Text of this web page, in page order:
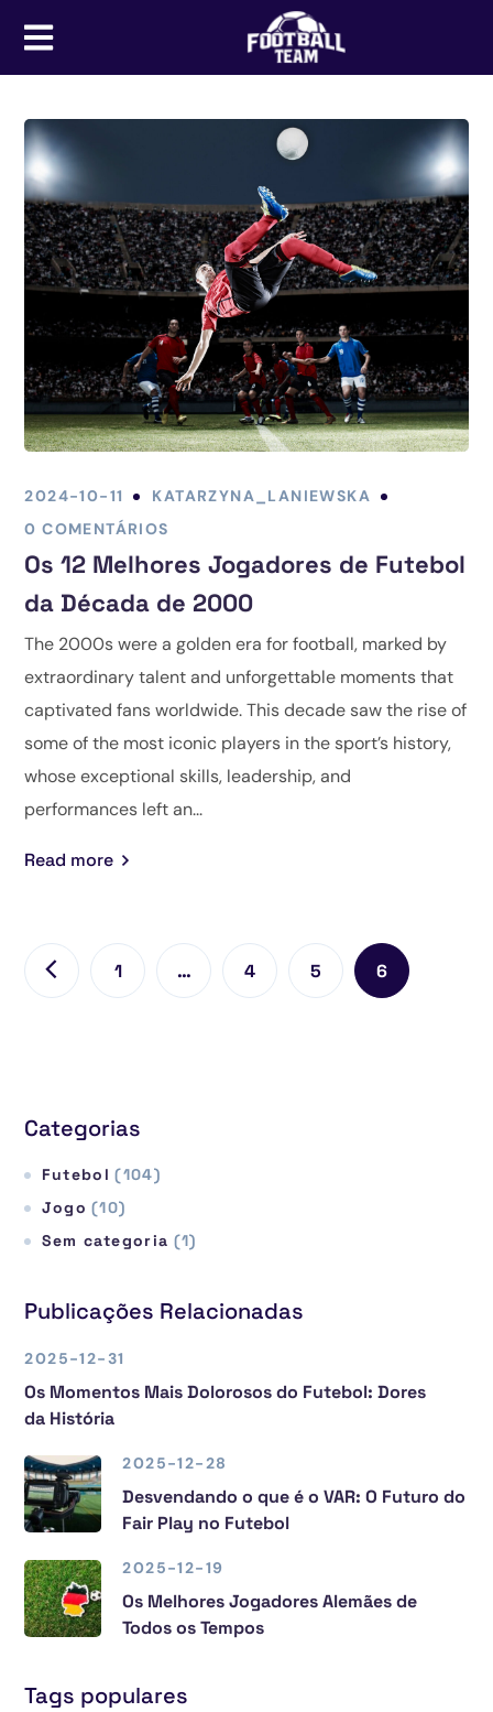
2024-10-11
KATARZYNA_LANIEWSKA
0 COMENTÁRIOS
Os 12 Melhores Jogadores de Futebol
da Década de 2000
The 2000s were a golden era for football, marked by
extraordinary talent and unforgettable moments that
captivated fans worldwide. This decade saw the rise of
some of the most iconic players in the sport’s history,
whose exceptional skills, leadership, and
performances left an...
Read more
1 … 4 5 6
Categorias
Futebol (104)
Jogo (10)
Sem categoria (1)
Publicações Relacionadas
2025-12-31
Os Momentos Mais Dolorosos do Futebol: Dores
da História
2025-12-28
Desvendando o que é o VAR: O Futuro do
Fair Play no Futebol
2025-12-19
Os Melhores Jogadores Alemães de
Todos os Tempos
Tags populares